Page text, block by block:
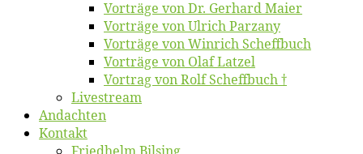
Vor­trä­ge von Dr. Ger­hard Maier
Vor­trä­ge von Ul­rich Parzany
Vor­trä­ge von Win­rich Scheffbuch
Vor­trä­ge von Olaf Latzel
Vor­trag von Rolf Scheffbuch †
Live­stream
An­dach­ten
Kon­takt